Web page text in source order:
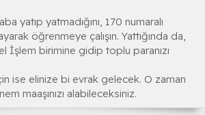
yatıp yatmadığını, 170 numaralı
öğrenmeye çalışın. Yattığında da,
İşlem birimine gidip toplu paranızı
ise elinize bi evrak gelecek. O zaman
maaşınızı alabileceksiniz.